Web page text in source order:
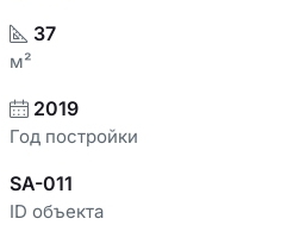
37
м²
2019
Год постройки
SA-011
ID объекта